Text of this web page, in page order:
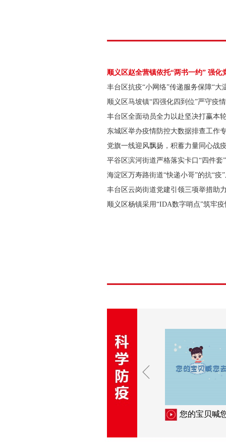
顺义区赵全营镇依托“两书一约” 强化
丰台区抗疫“小网络”传递服务保障“大
顺义区马坡镇“四强化四到位”严守疫
丰台区全面动员全力以赴坚决打赢本
东城区举办疫情防控大数据排查工作
党旗一线迎风飘扬，积蓄力量同心战
平谷区滨河街道严格落实卡口“四件套
海淀区万寿路街道“快递小哥”的抗“疫
丰台区云岗街道党建引领三项举措助
顺义区杨镇采用“IDA数字哨点”筑牢
您的宝贝喊